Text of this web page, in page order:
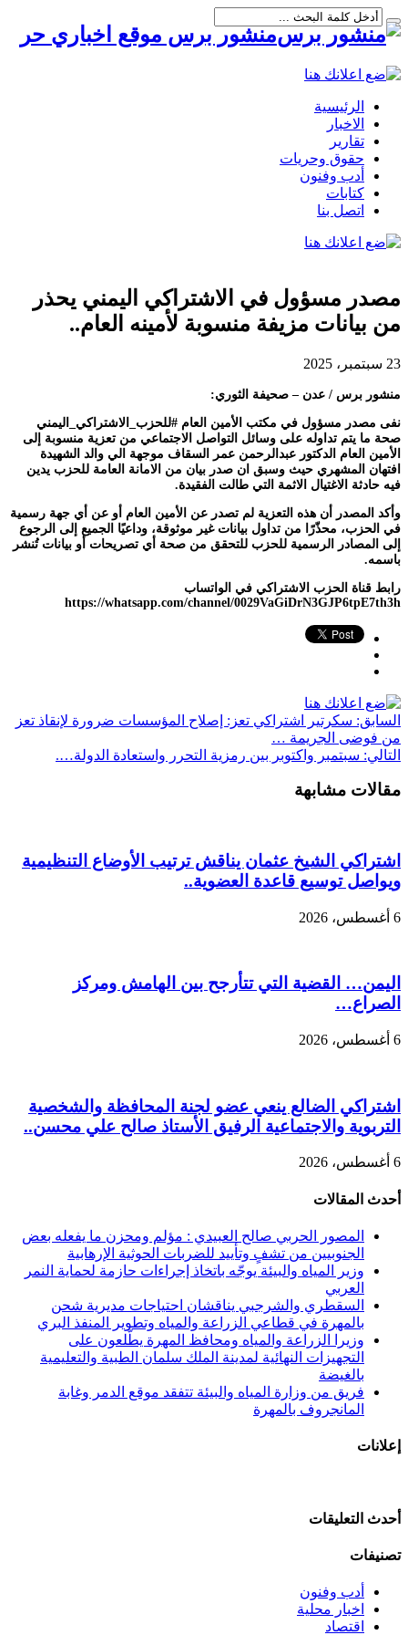
منشور برس موقع اخباري حر
الرئيسية
الاخبار
تقارير
حقوق وحريات
أدب وفنون
كتابات
اتصل بنا
مصدر مسؤول في الاشتراكي اليمني يحذر
من بيانات مزيفة منسوبة لأمينه العام..
23 سبتمبر، 2025
منشور برس / عدن – صحيفة الثوري:
نفى مصدر مسؤول في مكتب الأمين العام #للحزب_الاشتراكي_اليمني
صحة ما يتم تداوله على وسائل التواصل الاجتماعي من تعزية منسوبة إلى
الأمين العام الدكتور عبدالرحمن عمر السقاف موجهة الي والد الشهيدة
افتهان المشهري حيث وسبق ان صدر بيان من الامانة العامة للحزب يدين
فيه حادثة الاغتيال الاثمة التي طالت الفقيدة.
وأكد المصدر أن هذه التعزية لم تصدر عن الأمين العام أو عن أي جهة رسمية
في الحزب، محذّرًا من تداول بيانات غير موثوقة، وداعيًا الجميع إلى الرجوع
إلى المصادر الرسمية للحزب للتحقق من صحة أي تصريحات أو بيانات تُنشر
باسمه.
رابط قناة الحزب الاشتراكي في الواتساب
https://whatsapp.com/channel/0029VaGiDrN3GJP6tpE7th3h
السابق: سكرتير اشتراكي تعز: إصلاح المؤسسات ضرورة لإنقاذ تعز
من فوضى الجريمة …
التالي: سبتمبر واكتوبر بين رمزية التحرر واستعادة الدولة….
مقالات مشابهة
اشتراكي الشيخ عثمان يناقش ترتيب الأوضاع التنظيمية
ويواصل توسيع قاعدة العضوية..
6 أغسطس، 2026
اليمن… القضية التي تتأرجح بين الهامش ومركز
الصراع…
6 أغسطس، 2026
اشتراكي الضالع ينعي عضو لجنة المحافظة والشخصية
التربوية والاجتماعية الرفيق الأستاذ صالح علي محسن..
6 أغسطس، 2026
أحدث المقالات
المصور الحربي صالح العبيدي : مؤلم ومحزن ما يفعله بعض
الجنوبيين من تشفٍ وتأييد للضربات الحوثية الإرهابية
وزير المياه والبيئة يوجّه باتخاذ إجراءات حازمة لحماية النمر
العربي
السقطري والشرجبي يناقشان احتياجات مديرية شحن
بالمهرة في قطاعي الزراعة والمياه وتطوير المنفذ البري
وزيرا الزراعة والمياه ومحافظ المهرة يطّلعون على
التجهيزات النهائية لمدينة الملك سلمان الطبية والتعليمية
بالغيضة
فريق من وزارة المياه والبيئة تتفقد موقع الدمر وغابة
المانجروف بالمهرة
إعلانات
أحدث التعليقات
تصنيفات
أدب وفنون
اخبار محلية
اقتصاد